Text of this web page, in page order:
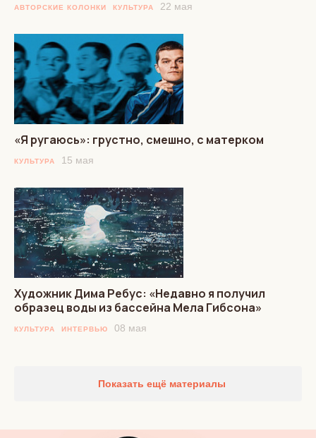
АВТОРСКИЕ КОЛОНКИ КУЛЬТУРА 22 мая
«Я ругаюсь»: грустно, смешно, с матерком
КУЛЬТУРА 15 мая
Художник Дима Ребус: «Недавно я получил
образец воды из бассейна Мела Гибсона»
КУЛЬТУРА ИНТЕРВЬЮ 08 мая
Показать ещё материалы